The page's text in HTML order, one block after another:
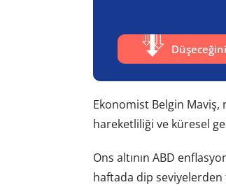
Ekonomist Belgin Maviş,
hareketliliği ve küresel
Ons altının ABD
haftada dip seviyelerden